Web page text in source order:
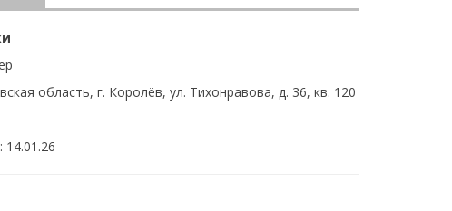
область, г. Королёв, ул. Тихонравова, д. 36, кв. 120
14.01.26